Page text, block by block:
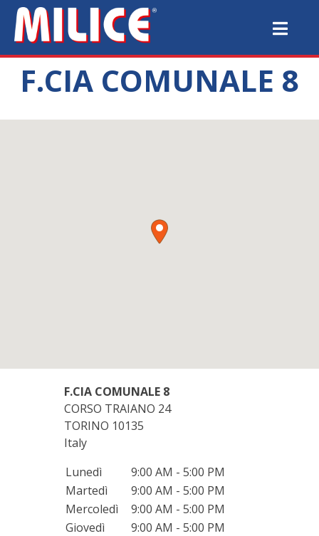
F.CIA COMUNALE 8
F.CIA COMUNALE 8
CORSO TRAIANO 24
TORINO 10135
Italy
Lunedì
9:00 AM - 5:00 PM
Martedì
9:00 AM - 5:00 PM
Mercoledì
9:00 AM - 5:00 PM
Giovedì
9:00 AM - 5:00 PM